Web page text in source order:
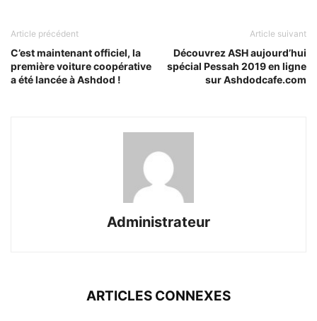
Article précédent
C’est maintenant officiel, la
première voiture coopérative
a été lancée à Ashdod !
Article suivant
Découvrez ASH aujourd’hui
spécial Pessah 2019 en ligne
sur Ashdodcafe.com
Administrateur
ARTICLES CONNEXES